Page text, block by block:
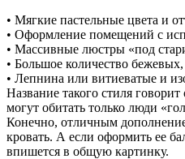
• Мягкие пастельные цвета и
• Оформление помещений с
• Массивные люстры «под
• Большое количество
• Лепнина или витиеватые и
Название такого стиля
могут обитать только люди
Конечно, отличным
кровать. А если оформить ее
впишется в общую картинку.